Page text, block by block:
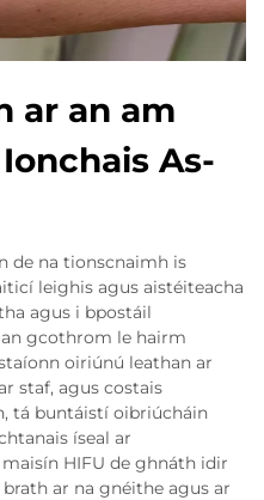
ar an am
As-
de na tionscnaimh is
leighis agus aistéiteacha
agus i bpostáil
gcothrom le hairm
oiriúnú leathan ar
staf, agus costais
tá buntáistí oibriúcháin
íseal ar
HIFU de ghnáth idir
ar na gnéithe agus ar